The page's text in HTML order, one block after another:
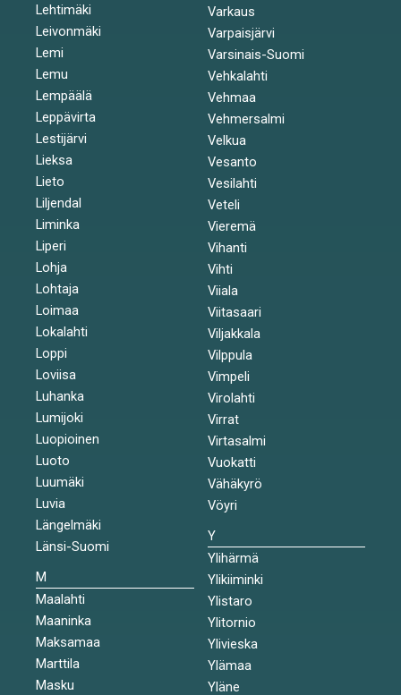
Lehtimäki
Leivonmäki
Lemi
Lemu
Lempäälä
Leppävirta
Lestijärvi
Lieksa
Lieto
Liljendal
Liminka
Liperi
Lohja
Lohtaja
Loimaa
Lokalahti
Loppi
Loviisa
Luhanka
Lumijoki
Luopioinen
Luoto
Luumäki
Luvia
Längelmäki
Länsi-Suomi
M
Maalahti
Maaninka
Maksamaa
Marttila
Masku
Varkaus
Varpaisjärvi
Varsinais-Suomi
Vehkalahti
Vehmaa
Vehmersalmi
Velkua
Vesanto
Vesilahti
Veteli
Vieremä
Vihanti
Vihti
Viiala
Viitasaari
Viljakkala
Vilppula
Vimpeli
Virolahti
Virrat
Virtasalmi
Vuokatti
Vähäkyrö
Vöyri
Y
Ylihärmä
Ylikiiminki
Ylistaro
Ylitornio
Ylivieska
Ylämaa
Yläne